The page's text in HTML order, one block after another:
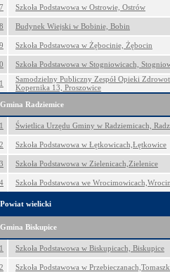
7 Szkoła Podstawowa w Ostrowie, Ostrów
8 Budynek Wiejski w Bobinie, Bobin
9 Szkoła Podstawowa w Żębocinie, Żębocin
Szkoła Podstawowa w Stogniowicach,
Samodzielny Publiczny Zespół Opieki
Kopernika 13, Proszowice
Gmina Radziemice
1 Świetlica Urzędu Gminy w Radziemicach,
2 Szkoła Podstawowa w Łętkowicach,Łętkowice
3 Szkoła Podstawowa w Zielenicach,Zielenice
4 Szkoła Podstawowa we
Powiat wielicki
Gmina Biskupice
1 Szkoła Podstawowa w Biskupicach, Biskupice
2 Szkoła Podstawowa w